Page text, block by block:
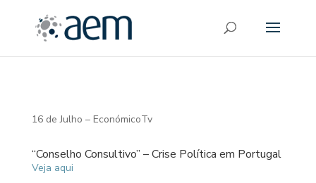
16 de Julho – EconómicoTv
“Conselho Consultivo” – Crise Política em Portugal
Veja aqui